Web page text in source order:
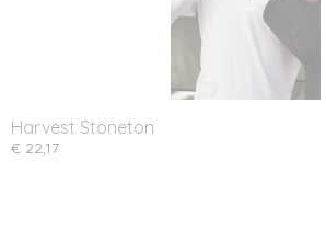
Harvest Stoneton
€ 22,17